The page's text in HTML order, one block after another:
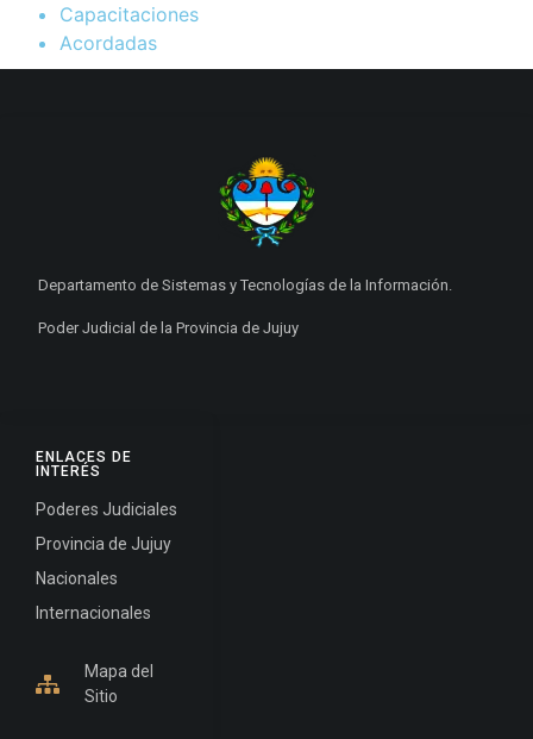
Capacitaciones
Acordadas
ENLACES DE
INTERÉS
Poderes Judiciales
Provincia de Jujuy
Nacionales
Internacionales
Mapa del
Sitio
Departamento de Sistemas y Tecnologías de la Información.
Poder Judicial de la Provincia de Jujuy